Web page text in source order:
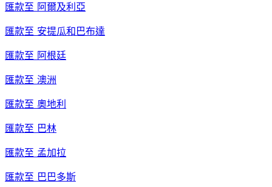
匯款至 阿爾及利亞
匯款至 安提瓜和巴布達
匯款至 阿根廷
匯款至 澳洲
匯款至 奧地利
匯款至 巴林
匯款至 孟加拉
匯款至 巴巴多斯